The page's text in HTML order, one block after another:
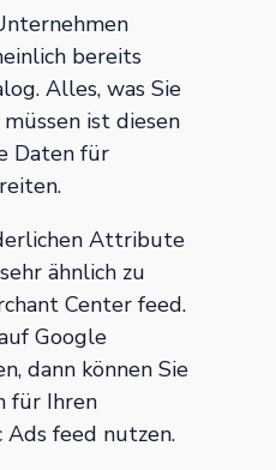
bereits
Alles, was Sie
ist diesen
Daten für
Attribute
ähnlich zu
Center feed.
Google
dann können Sie
für Ihren
Ads feed nutzen.